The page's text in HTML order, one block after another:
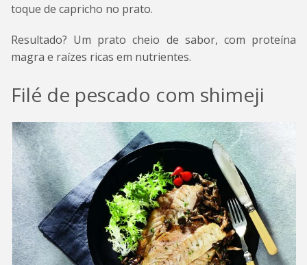
toque de capricho no prato.
Resultado? Um prato cheio de sabor, com proteína
magra e raízes ricas em nutrientes.
Filé de pescado com shimeji